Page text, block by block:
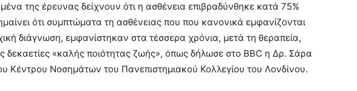
της έρευνας δείχνουν ότι η ασθένεια επιβραδύνθηκε κατά 75%
ότι συμπτώματα τη ασθένειας που που κανονικά εμφανίζονται
διάγνωση, εμφανίστηκαν στα τέσσερα χρόνια, μετά τη θεραπεία,
δεκαετίες «καλής ποιότητας ζωής», όπως δήλωσε στο BBC η Δρ. Σάρα
Κέντρου Νοσημάτων του Πανεπιστημιακού Κολλεγίου του Λονδίνου.